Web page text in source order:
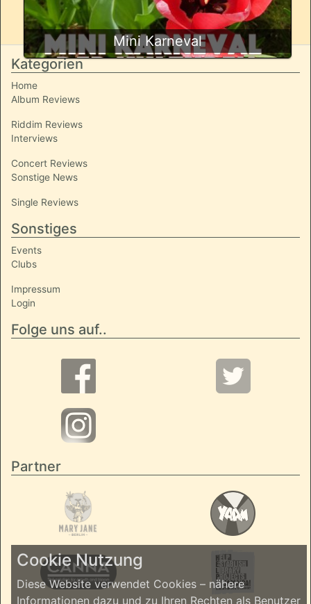
Mini Karneval
Kategorien
Home
Album Reviews
Riddim Reviews
Interviews
Concert Reviews
Sonstige News
Single Reviews
Sonstiges
Events
Clubs
Impressum
Login
Folge uns auf..
Partner
Cookie Nutzung
Diese Website verwendet Cookies – nähere
Informationen dazu und zu Ihren Rechten als Benutzer